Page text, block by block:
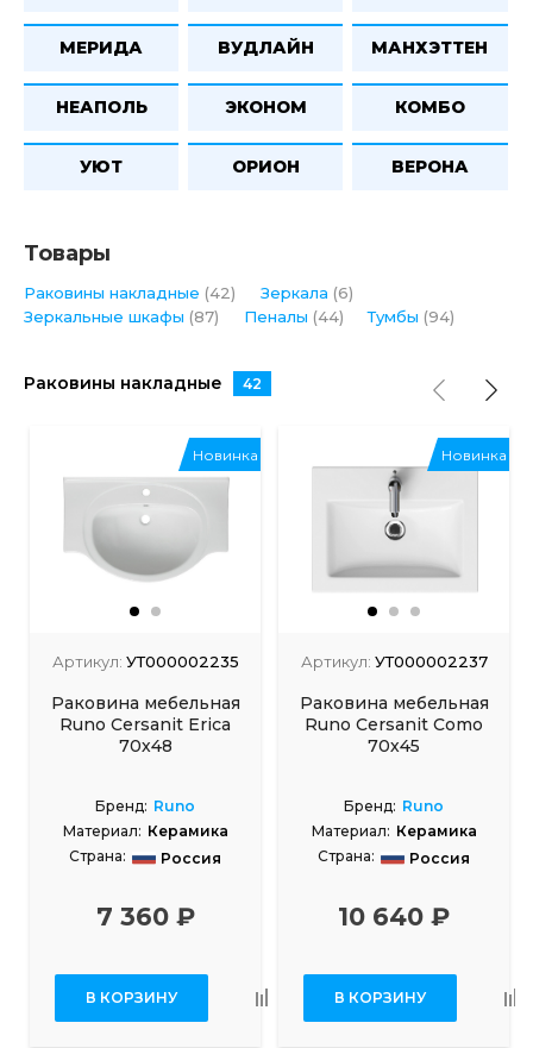
МЕРИДА ВУДЛАЙН МАНХЭТТЕН
НЕАПОЛЬ ЭКОНОМ КОМБО
УЮТ ОРИОН ВЕРОНА
Товары
Раковины накладные (42) Зеркала (6)
Зеркальные шкафы (87) Пеналы (44) Тумбы (94)
Раковины накладные 42
Новинка
Артикул: УТ000002235
Раковина мебельная
Runo Cersanit Erica
70х48
Бренд: Runo
Материал: Керамика
Страна:
Россия
7 360 ₽
В КОРЗИНУ
Новинка
Артикул: УТ000002237
Раковина мебельная
Runo Cersanit Como
70х45
Бренд: Runo
Материал: Керамика
Страна:
Россия
10 640 ₽
В КОРЗИНУ